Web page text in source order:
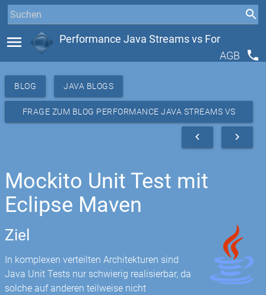
menu
Performance Java Streams vs For
AGB
phone
BLOG JAVA BLOGS
FRAGE ZUM BLOG PERFORMANCE JAVA STREAMS VS
navigate_next
navigate_before
Mockito Unit Test mit
Eclipse Maven
Ziel
In komplexen verteilten Architekturen sind
Java Unit Tests nur schwierig realisierbar, da
solche auf anderen teilweise nicht